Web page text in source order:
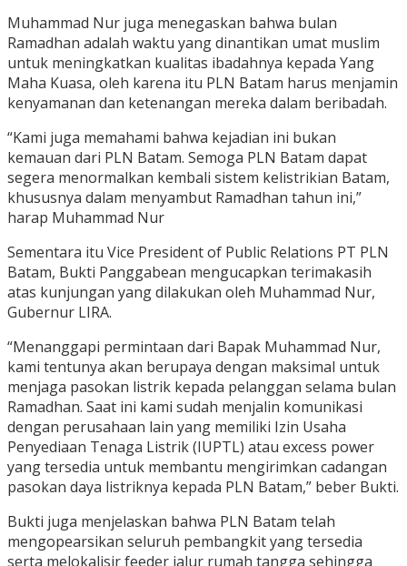
Muhammad Nur juga menegaskan bahwa bulan
Ramadhan adalah waktu yang dinantikan umat muslim
untuk meningkatkan kualitas ibadahnya kepada Yang
Maha Kuasa, oleh karena itu PLN Batam harus menjamin
kenyamanan dan ketenangan mereka dalam beribadah.
“Kami juga memahami bahwa kejadian ini bukan
kemauan dari PLN Batam. Semoga PLN Batam dapat
segera menormalkan kembali sistem kelistrikian Batam,
khususnya dalam menyambut Ramadhan tahun ini,”
harap Muhammad Nur
Sementara itu Vice President of Public Relations PT PLN
Batam, Bukti Panggabean mengucapkan terimakasih
atas kunjungan yang dilakukan oleh Muhammad Nur,
Gubernur LIRA.
“Menanggapi permintaan dari Bapak Muhammad Nur,
kami tentunya akan berupaya dengan maksimal untuk
menjaga pasokan listrik kepada pelanggan selama bulan
Ramadhan. Saat ini kami sudah menjalin komunikasi
dengan perusahaan lain yang memiliki Izin Usaha
Penyediaan Tenaga Listrik (IUPTL) atau excess power
yang tersedia untuk membantu mengirimkan cadangan
pasokan daya listriknya kepada PLN Batam,” beber Bukti.
Bukti juga menjelaskan bahwa PLN Batam telah
mengopearsikan seluruh pembangkit yang tersedia
serta melokalisir feeder jalur rumah tangga sehingga